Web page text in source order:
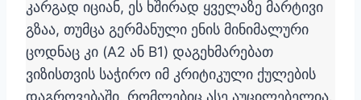
კარგად იციან, ეს ხშირად ყველაზე მარტივი
გზაა, თუმცა გერმანული ენის მინიმალური
ცოდნაც კი (A2 ან B1) დაგეხმარებათ
ვიზისთვის საჭირო იმ კრიტიკული ქულების
დაგროვებაში, რომლებიც ასე აუცილებელია.